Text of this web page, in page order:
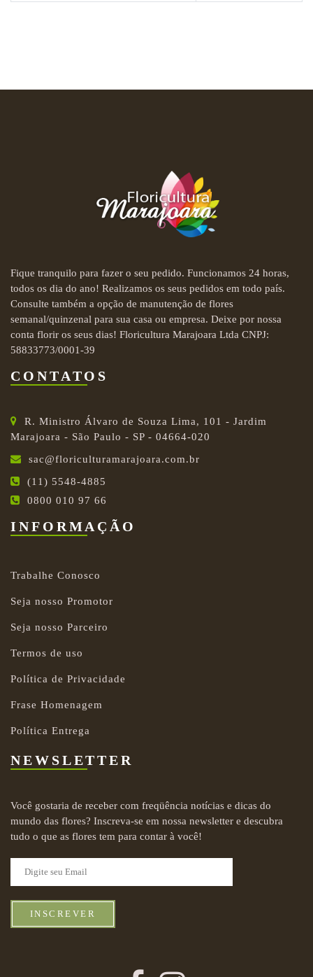
Fique tranquilo para fazer o seu pedido. Funcionamos 24 horas,
todos os dia do ano! Realizamos os seus pedidos em todo país.
Consulte também a opção de manutenção de flores
semanal/quinzenal para sua casa ou empresa. Deixe por nossa
conta florir os seus dias! Floricultura Marajoara Ltda CNPJ:
58833773/0001-39
CONTATOS
R. Ministro Álvaro de Souza Lima, 101 - Jardim
Marajoara - São Paulo - SP - 04664-020
sac@floriculturamarajoara.com.br
(11) 5548-4885
0800 010 97 66
INFORMAÇÃO
Trabalhe Conosco
Seja nosso Promotor
Seja nosso Parceiro
Termos de uso
Política de Privacidade
Frase Homenagem
Política Entrega
NEWSLETTER
Você gostaria de receber com freqüência notícias e dicas do
mundo das flores? Inscreva-se em nossa newsletter e descubra
tudo o que as flores tem para contar à você!
INSCREVER